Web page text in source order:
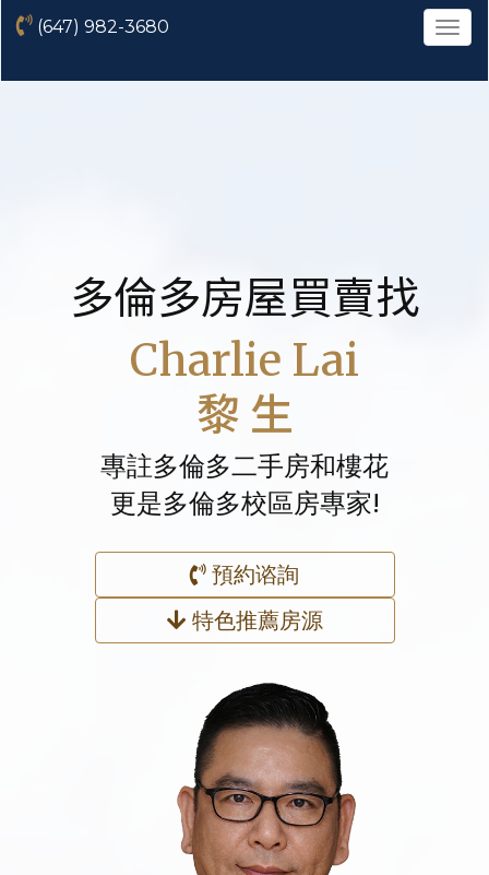
(647) 982-3680
菜
多倫多房屋買賣找
Charlie Lai
黎 生
專註多倫多二手房和樓花
更是多倫多校區房專家!
預約谘詢
特色推薦房源